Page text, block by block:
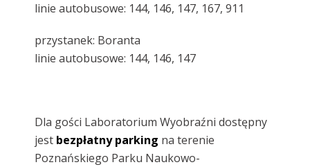
linie autobusowe: 144, 146, 147, 167, 911
przystanek: Boranta
linie autobusowe: 144, 146, 147
Dla gości Laboratorium Wyobraźni dostępny
jest bezpłatny parking na terenie
Poznańskiego Parku Naukowo-